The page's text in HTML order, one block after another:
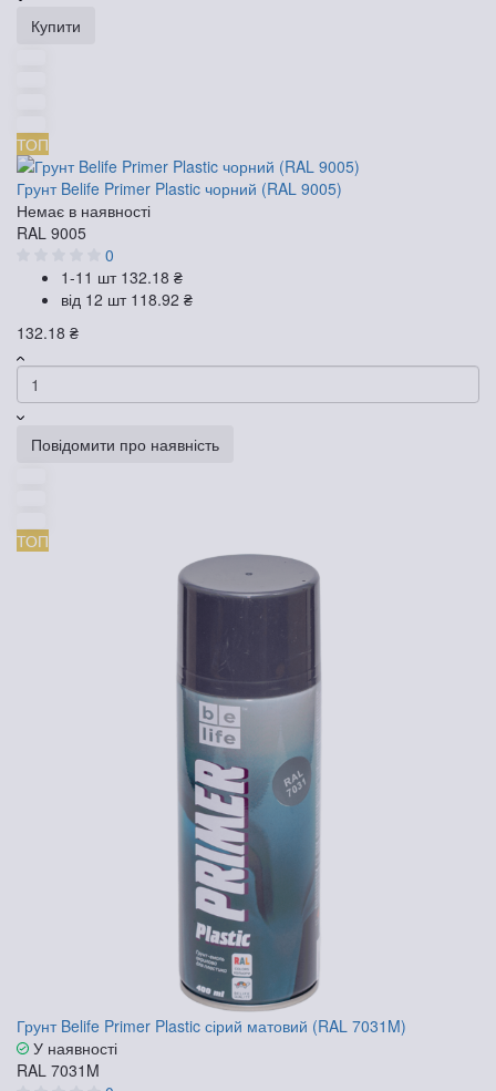
Купити
ТОП
Грунт Belife Primer Plastic чорний (RAL 9005)
Немає в наявності
RAL 9005
0
1-11 шт 132.18 ₴
від 12 шт 118.92 ₴
132.18 ₴
Повідомити про наявність
ТОП
Грунт Belife Primer Plastic сірий матовий (RAL 7031M)
У наявності
RAL 7031M